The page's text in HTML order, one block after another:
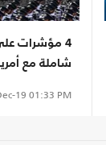
4 مؤشرات
شاملة مع
19 01:33 PM